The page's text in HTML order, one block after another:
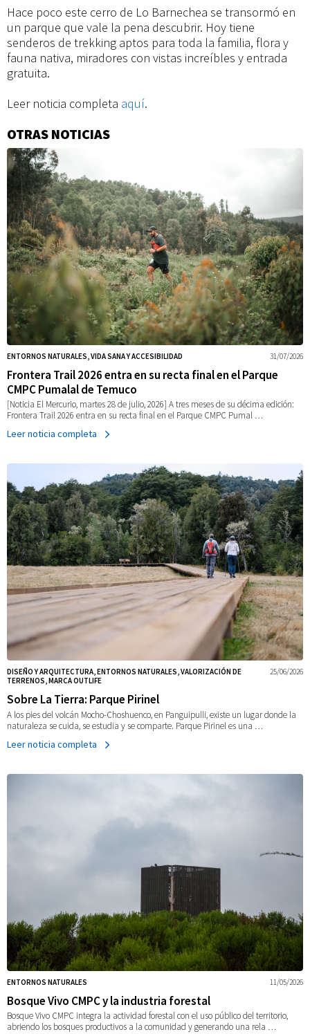
nuevo
parque
natural,
familiar
y
con
cientos
de
panorámicas
de
la
ciudad
que
hay
descubrir
Hace poco este cerro de Lo Barnechea se transormó en
un parque que vale la pena descubrir. Hoy tiene
senderos de trekking aptos para toda la familia, flora y
fauna nativa, miradores con vistas increíbles y entrada
gratuita.
Leer noticia completa aquí.
Información
adicional
OTRAS NOTICIAS
31/07/2026
ENTORNOS NATURALES, VIDA SANA Y ACCESIBILIDAD
Frontera Trail 2026 entra en su recta final en el Parque
CMPC Pumalal de Temuco
[Noticia El Mercurio, martes 28 de julio, 2026] A tres meses de su décima edición:
Frontera Trail 2026 entra en su recta final en el Parque CMPC Pumal …
Leer noticia completa
25/06/2026
DISEÑO Y ARQUITECTURA, ENTORNOS NATURALES, VALORIZACIÓN DE
TERRENOS, MARCA OUTLIFE
Sobre La Tierra: Parque Pirinel
A los pies del volcán Mocho-Choshuenco, en Panguipulli, existe un lugar donde la
naturaleza se cuida, se estudia y se comparte. Parque Pirinel es una …
Leer noticia completa
11/05/2026
ENTORNOS NATURALES
Bosque Vivo CMPC y la industria forestal
Bosque Vivo CMPC integra la actividad forestal con el uso público del territorio,
abriendo los bosques productivos a la comunidad y generando una rela …